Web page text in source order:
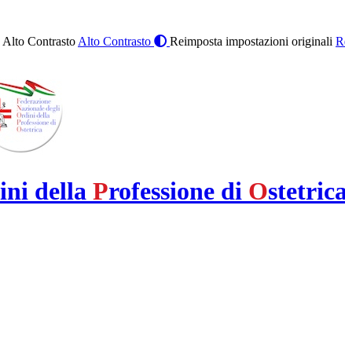
Contrasto Alto Contrasto Reimposta impostazioni originali
della Professione di O